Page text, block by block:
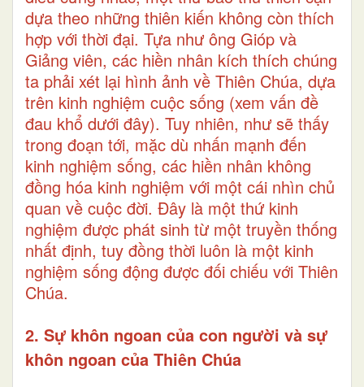
dựa theo những thiên kiến không còn thích
hợp với thời đại. Tựa như ông Gióp và
Giảng viên, các hiền nhân kích thích chúng
ta phải xét lại hình ảnh về Thiên Chúa, dựa
trên kinh nghiệm cuộc sống (xem vấn đề
đau khổ dưới đây). Tuy nhiên, như sẽ thấy
trong đoạn tới, mặc dù nhấn mạnh đến
kinh nghiệm sống, các hiền nhân không
đồng hóa kinh nghiệm với một cái nhìn chủ
quan về cuộc đời. Đây là một thứ kinh
nghiệm được phát sinh từ một truyền thống
nhất định, tuy đồng thời luôn là một kinh
nghiệm sống động được đối chiếu với Thiên
Chúa.
2. Sự khôn ngoan của con người và sự
khôn ngoan của Thiên Chúa